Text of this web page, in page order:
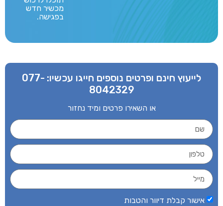
מכשיר חדש
בפגישה.
לייעוץ חינם ופרטים נוספים חייגו עכשיו: 077-
8042329
או השאירו פרטים ומיד נחזור
אישור קבלת דיוור והטבות